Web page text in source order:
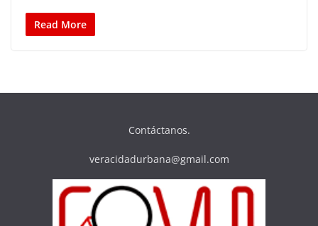
Read More
Contáctanos.
veracidadurbana@gmail.com